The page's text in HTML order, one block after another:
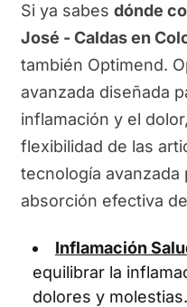
Si ya sabes dónde
José - Caldas en
también Optimend.
avanzada diseñada
inflamación y el
flexibilidad de las
tecnología avanzada
absorción efectiva
Inflamación
equilibrar la
dolores y molestias.